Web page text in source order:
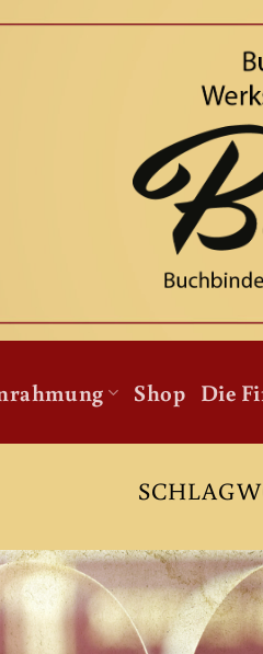
Shop Die